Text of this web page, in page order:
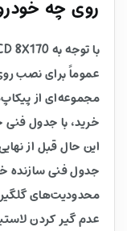
روی چه
عموماً برای نصب
مجموعه‌ای از
خرید، با جدول
این حال قبل از
جدول فنی سازنده
محدودیت‌های
عدم گیر کردن